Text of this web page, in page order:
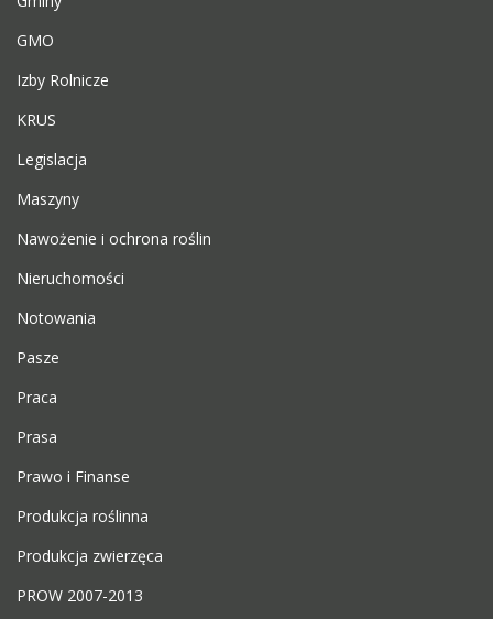
GMO
Izby Rolnicze
KRUS
Legislacja
Maszyny
Nawożenie i ochrona roślin
Nieruchomości
Notowania
Pasze
Praca
Prasa
Prawo i Finanse
Produkcja roślinna
Produkcja zwierzęca
PROW 2007-2013